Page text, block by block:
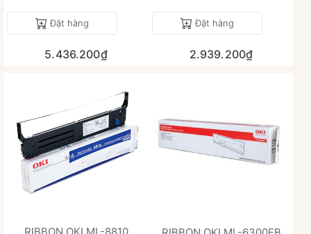
Đặt hàng
5.436.200₫
Đặt hàng
2.939.200₫